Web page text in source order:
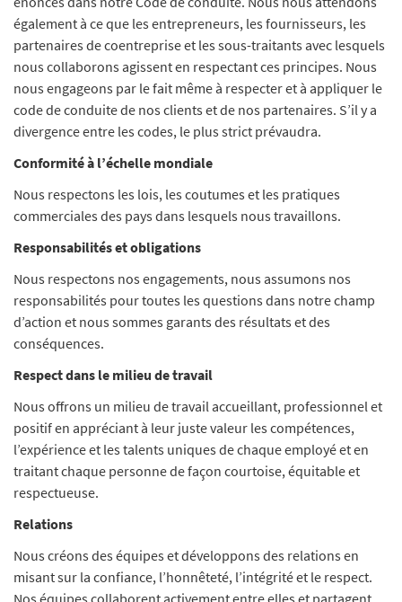
également à ce que les entrepreneurs, les fournisseurs, les
partenaires de coentreprise et les sous-traitants avec lesquels
nous collaborons agissent en respectant ces principes. Nous
nous engageons par le fait même à respecter et à appliquer le
code de conduite de nos clients et de nos partenaires. S’il y a
divergence entre les codes, le plus strict prévaudra.
Conformité à l’échelle mondiale
Nous respectons les lois, les coutumes et les pratiques
commerciales des pays dans lesquels nous travaillons.
Responsabilités et obligations
Nous respectons nos engagements, nous assumons nos
responsabilités pour toutes les questions dans notre champ
d’action et nous sommes garants des résultats et des
conséquences.
Respect dans le milieu de travail
Nous offrons un milieu de travail accueillant, professionnel et
positif en appréciant à leur juste valeur les compétences,
l’expérience et les talents uniques de chaque employé et en
traitant chaque personne de façon courtoise, équitable et
respectueuse.
Relations
Nous créons des équipes et développons des relations en
misant sur la confiance, l’honnêteté, l’intégrité et le respect.
Nos équipes collaborent activement entre elles et partagent